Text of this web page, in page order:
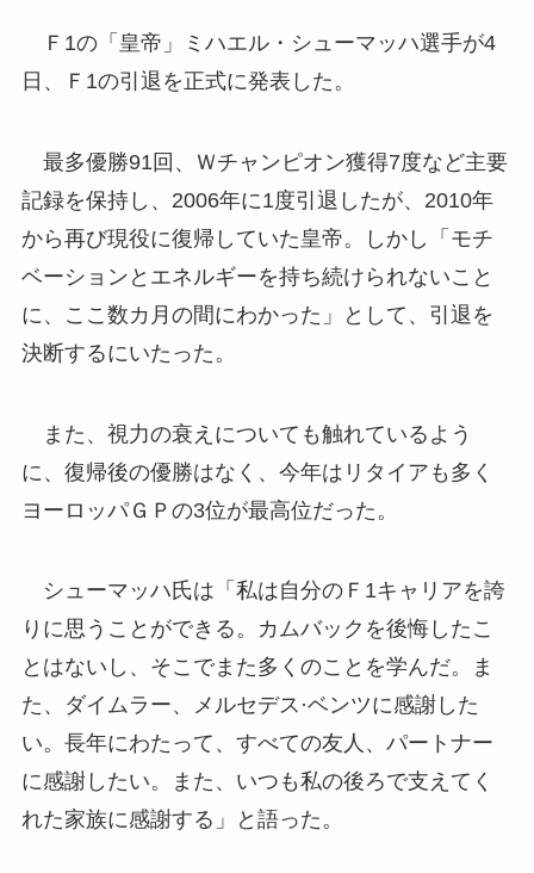
Ｆ1の「皇帝」ミハエル・シューマッハ選手が4
日、Ｆ1の引退を正式に発表した。
最多優勝91回、Ｗチャンピオン獲得7度など主要
記録を保持し、2006年に1度引退したが、2010年
から再び現役に復帰していた皇帝。しかし「モチ
ベーションとエネルギーを持ち続けられないこと
に、ここ数カ月の間にわかった」として、引退を
決断するにいたった。
また、視力の衰えについても触れているよう
に、復帰後の優勝はなく、今年はリタイアも多く
ヨーロッパＧＰの3位が最高位だった。
シューマッハ氏は「私は自分のＦ1キャリアを誇
りに思うことができる。カムバックを後悔したこ
とはないし、そこでまた多くのことを学んだ。ま
た、ダイムラー、メルセデス·ベンツに感謝した
い。長年にわたって、すべての友人、パートナー
に感謝したい。また、いつも私の後ろで支えてく
れた家族に感謝する」と語った。